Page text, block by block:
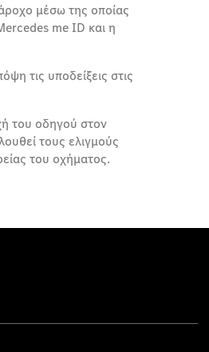
μέσω της οποίας
me ID και η
τις υποδείξεις στις
του οδηγού στον
τους ελιγμούς
του οχήματος.